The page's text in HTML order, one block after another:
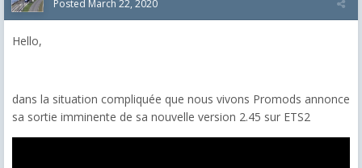
Posted March 22, 2020
Hello,
dans la situation compliquée que nous vivons Promods annonce
sa sortie imminente de sa nouvelle version 2.45 sur ETS2